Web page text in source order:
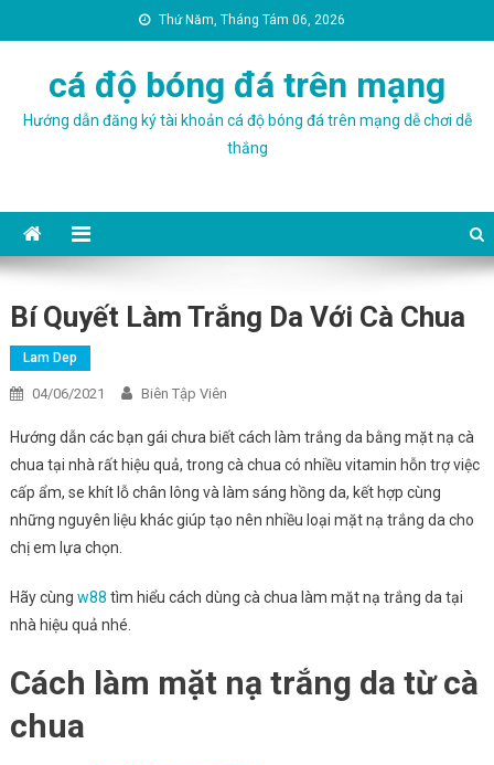
Thứ Năm, Tháng Tám 06, 2026
cá độ bóng đá trên mạng
Hướng dẫn đăng ký tài khoản cá độ bóng đá trên mạng dễ chơi dễ
thắng
Bí Quyết Làm Trắng Da Với Cà Chua
Lam Dep
04/06/2021 Biên Tập Viên
Hướng dẫn các bạn gái chưa biết cách làm trắng da bằng mặt nạ cà
chua tại nhà rất hiệu quả, trong cà chua có nhiều vitamin hỗn trợ việc
cấp ẩm, se khít lỗ chân lông và làm sáng hồng da, kết hợp cùng
những nguyên liệu khác giúp tạo nên nhiều loại mặt nạ trắng da cho
chị em lựa chọn.
Hãy cùng w88 tìm hiểu cách dùng cà chua làm mặt nạ trắng da tại
nhà hiệu quả nhé.
Cách làm mặt nạ trắng da từ cà
chua